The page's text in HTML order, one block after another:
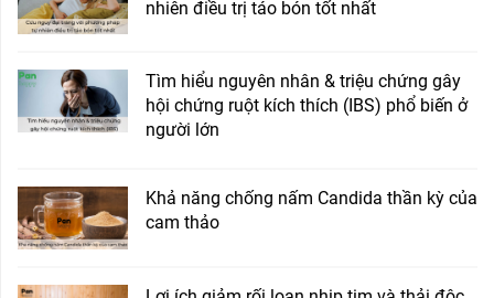
nhiên điều trị táo bón tốt nhất
Tìm hiểu nguyên nhân & triệu chứng gây
hội chứng ruột kích thích (IBS) phổ biến ở
người lớn
Khả năng chống nấm Candida thần kỳ của
cam thảo